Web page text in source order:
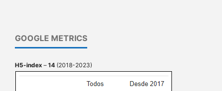
GOOGLE METRICS
H5-index – 14 (2018-2023)